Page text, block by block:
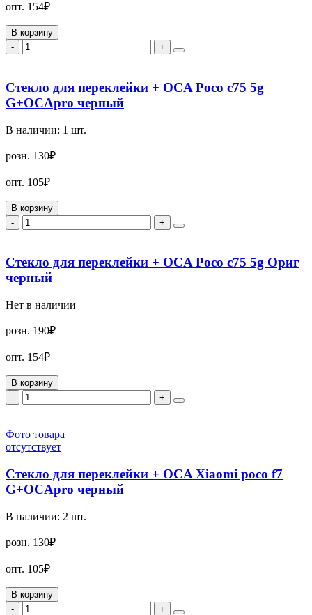
опт. 154₽
В корзину
-
+
Стекло для переклейки + OCA Poco c75 5g
G+OCApro черный
В наличии: 1 шт.
розн. 130₽
опт. 105₽
В корзину
-
+
Стекло для переклейки + OCA Poco c75 5g Ориг
черный
Нет в наличии
розн. 190₽
опт. 154₽
В корзину
-
+
Фото товара
отсутствует
Стекло для переклейки + OCA Xiaomi poco f7
G+OCApro черный
В наличии: 2 шт.
розн. 130₽
опт. 105₽
В корзину
-
+